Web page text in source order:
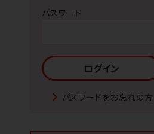
パスワード
パスワードをお忘れの方